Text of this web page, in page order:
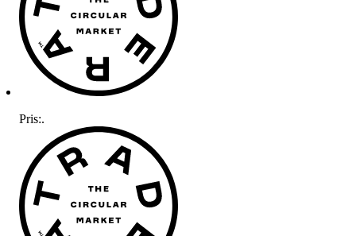
Pris:.